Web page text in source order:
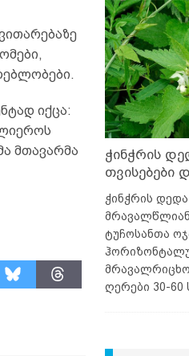
იქცა:
მთავარმა
ჭინჭრის
თვისებები
ჭინჭრის დედა
ტუჩოსანთა
ღერები 30-60